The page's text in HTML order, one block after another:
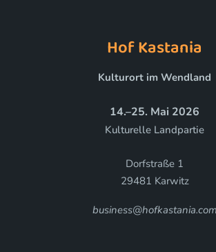
Hof Kastania
Kulturort im Wendland
14.–25. Mai 2026
Kulturelle Landpartie
Dorfstraße 1
29481 Karwitz
business@hofkastania.com